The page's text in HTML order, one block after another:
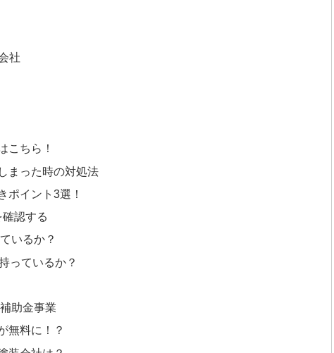
社
こちら！
まった時の対処法
ポイント3選！
認する
いるか？
っているか？
助金事業
無料に！？